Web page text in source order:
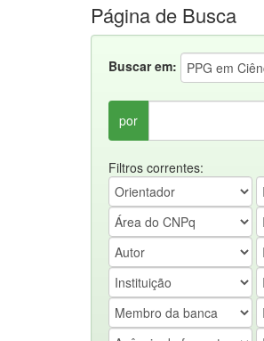
Página de Busca
Buscar em:
por
Filtros correntes: